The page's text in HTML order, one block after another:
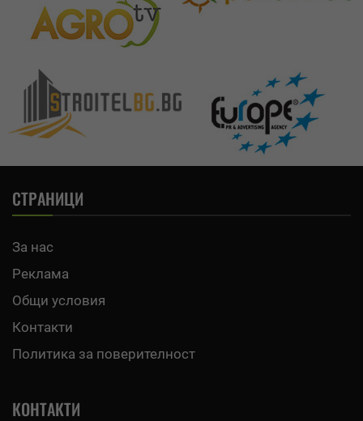
СТРАНИЦИ
За нас
Реклама
Общи условия
Контакти
Политика за поверителност
КОНТАКТИ